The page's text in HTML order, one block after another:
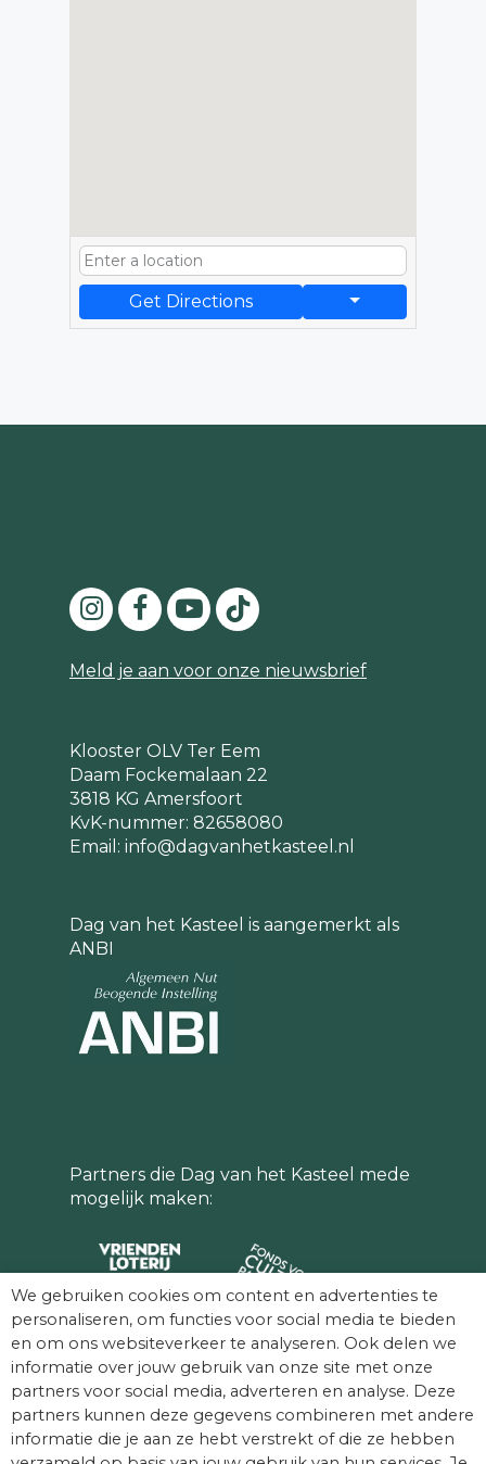
Get Directions
Meld je aan voor onze nieuwsbrief
Klooster OLV Ter Eem
Daam Fockemalaan 22
3818 KG Amersfoort
KvK-nummer: 82658080
Email: info@dagvanhetkasteel.nl
Dag van het Kasteel is aangemerkt als
ANBI
Partners die Dag van het Kasteel mede
mogelijk maken:
We gebruiken cookies om content en advertenties te
personaliseren, om functies voor social media te bieden
en om ons websiteverkeer te analyseren. Ook delen we
informatie over jouw gebruik van onze site met onze
partners voor social media, adverteren en analyse. Deze
partners kunnen deze gegevens combineren met andere
informatie die je aan ze hebt verstrekt of die ze hebben